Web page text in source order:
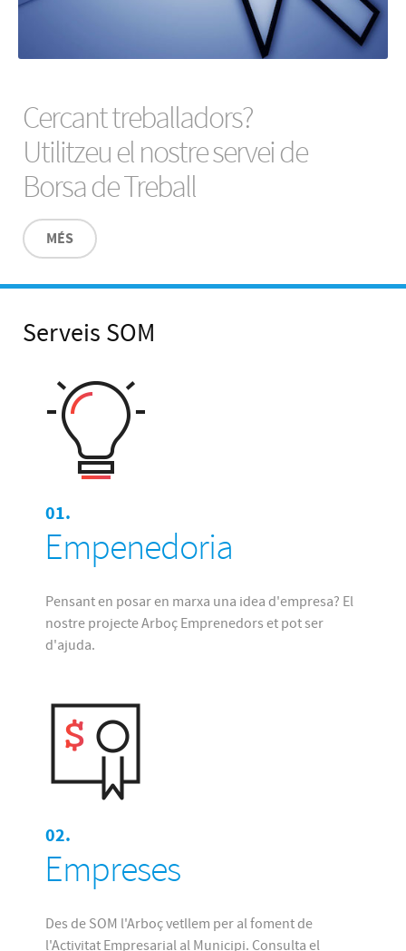
Cercant treballadors?
Utilitzeu el nostre servei de
Borsa de Treball
MÉS
Serveis SOM
01.
Empenedoria
Pensant en posar en marxa una idea d'empresa? El
nostre projecte Arboç Emprenedors et pot ser
d'ajuda.
02.
Empreses
Des de SOM l'Arboç vetllem per al foment de
l'Activitat Empresarial al Municipi. Consulta el